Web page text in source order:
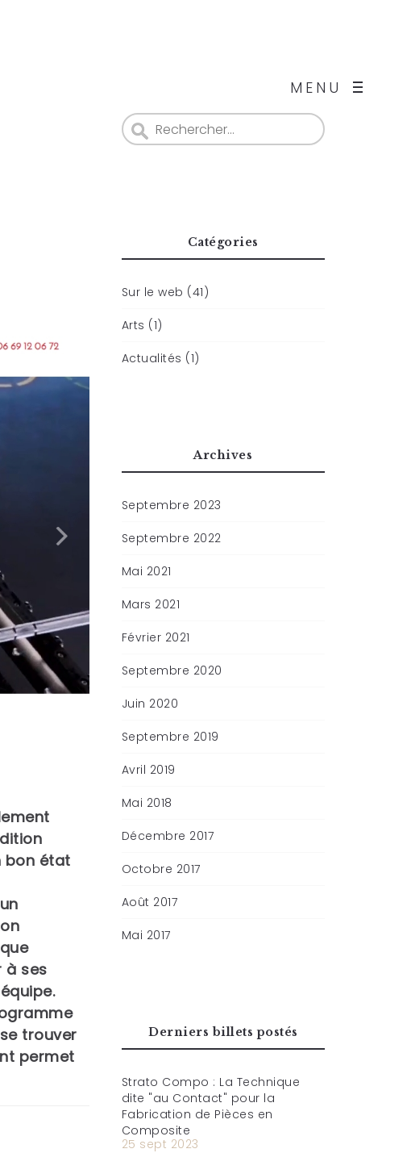
MENU
bon état
à ses
trouver
permet
Catégories
Sur le web (41)
Arts (1)
Actualités (1)
Archives
Septembre 2023
Septembre 2022
Mai 2021
Mars 2021
Février 2021
Septembre 2020
Juin 2020
Septembre 2019
Avril 2019
Mai 2018
Décembre 2017
Octobre 2017
Août 2017
Mai 2017
Derniers billets postés
Strato Compo : La Technique
dite "au Contact" pour la
Fabrication de Pièces en
Composite
25 sept 2023